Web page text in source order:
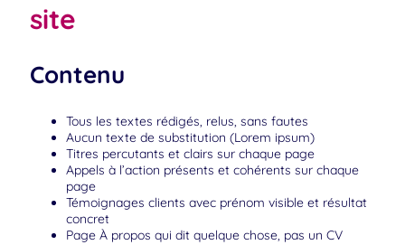
site
Contenu
Tous les textes rédigés, relus, sans fautes
Aucun texte de substitution (Lorem ipsum)
Titres percutants et clairs sur chaque page
Appels à l’action présents et cohérents sur chaque
page
Témoignages clients avec prénom visible et résultat
concret
Page À propos qui dit quelque chose, pas un CV